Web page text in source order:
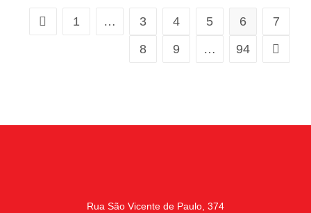
1 … 3 4 5 6
7
8
9 … 94
Rua São Vicente de Paulo, 374